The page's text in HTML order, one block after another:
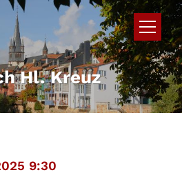
Hl. Kreuz
9:30